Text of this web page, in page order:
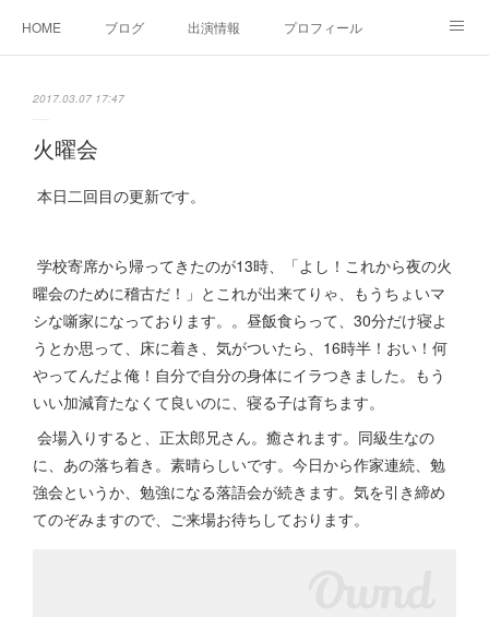
HOME ブログ 出演情報 プロフィール
2017.03.07 17:47
火曜会
本日二回目の更新です。
学校寄席から帰ってきたのが13時、「よし！これから夜の火
曜会のために稽古だ！」とこれが出来てりゃ、もうちょいマ
シな噺家になっております。。昼飯食らって、30分だけ寝よ
うとか思って、床に着き、気がついたら、16時半！おい！何
やってんだよ俺！自分で自分の身体にイラつきました。もう
いい加減育たなくて良いのに、寝る子は育ちます。
会場入りすると、正太郎兄さん。癒されます。同級生なの
に、あの落ち着き。素晴らしいです。今日から作家連続、勉
強会というか、勉強になる落語会が続きます。気を引き締め
てのぞみますので、ご来場お待ちしております。